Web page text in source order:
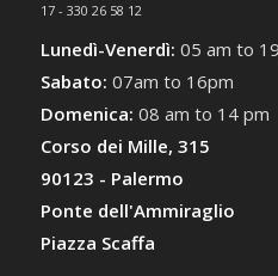
17 - 330 26 58 12
Lunedì-Venerdì: 05 am to
Sabato: 07am to 16pm
Domenica: 08 am to 14 pm
Corso dei Mille, 315
90123 - Palermo
Ponte dell'Ammiraglio
Piazza Scaffa